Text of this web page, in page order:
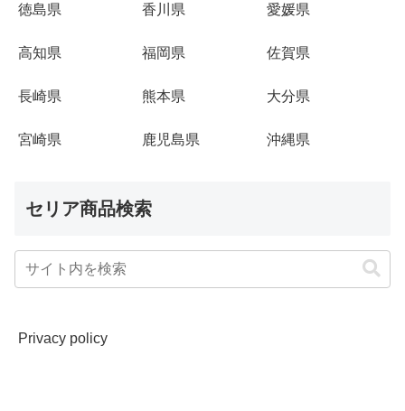
徳島県 香川県 愛媛県
高知県 福岡県 佐賀県
長崎県 熊本県 大分県
宮崎県 鹿児島県 沖縄県
セリア商品検索
Privacy policy